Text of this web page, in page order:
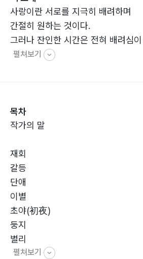
사랑이란 서로를 지극히 배려하며
간절히 원하는 것이다.
그러나 잔인한 시간은 전혀 배려심
펼쳐보기
목차
작가의 말
재회
갈등
단애
이별
초야(初夜)
둥지
별리
방황
펼쳐보기